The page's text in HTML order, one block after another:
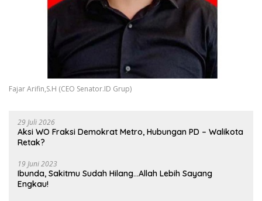
Fajar Arifin,S.H (CEO Senator.ID Grup)
29 Juli 2026
Aksi WO Fraksi Demokrat Metro, Hubungan PD – Walikota
Retak?
19 Juni 2023
Ibunda, Sakitmu Sudah Hilang…Allah Lebih Sayang
Engkau!